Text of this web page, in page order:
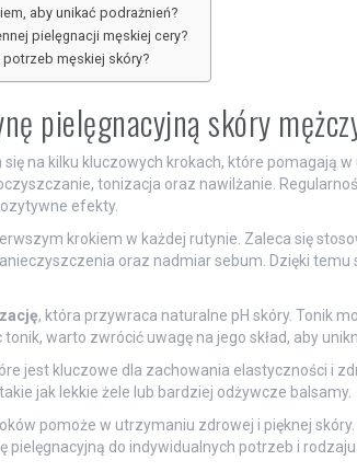
aby unikać podrażnień?
pielęgnacji męskiej cery?
męskiej skóry?
pielęgnacyjną skóry
się na kilku kluczowych krokach, które pomagają
tonizacja oraz nawilżanie.
efekty.
krokiem w każdej rutynie. Zaleca się
oraz nadmiar sebum. Dzięki temu
, która przywraca naturalne pH skóry. Tonik
warto zwrócić uwagę na jego skład, aby
jest kluczowe dla zachowania elastyczności i
jak lekkie żele lub bardziej odżywcze balsamy.
pomoże w utrzymaniu zdrowej i pięknej
do indywidualnych potrzeb i rodzaju